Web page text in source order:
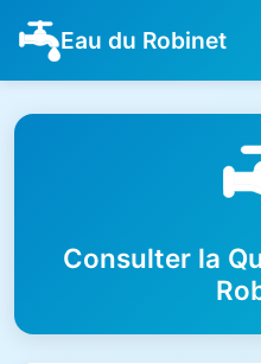
Eau du Robinet
Consulter la